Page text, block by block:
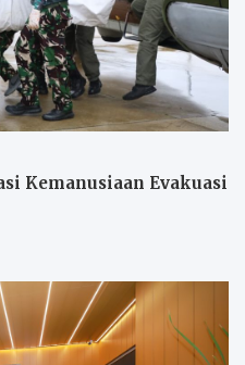
Kemanusiaan Evakuasi